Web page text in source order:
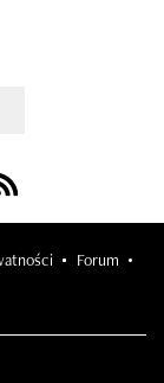
Tiktok
us on Rss
Forum